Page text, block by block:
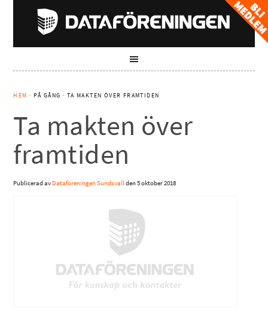
HEM · PÅ GÅNG · TA MAKTEN ÖVER FRAMTIDEN
Ta makten över
framtiden
Publicerad av Dataföreningen Sundsvallden5 oktober 2018